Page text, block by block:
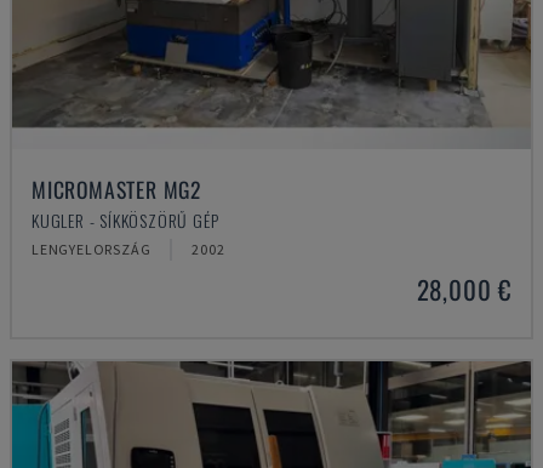
MICROMASTER MG2
KUGLER - SÍKKÖSZÖRŰ GÉP
LENGYELORSZÁG 2002
28,000 €